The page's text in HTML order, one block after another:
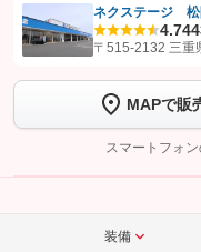
【STEP1】認証画面でグーネ
トーク画面で
ボ
完了してください。
ネクステージ 松
4.7
〒515-2132 三重
MAPで販
スマートフォ
装備